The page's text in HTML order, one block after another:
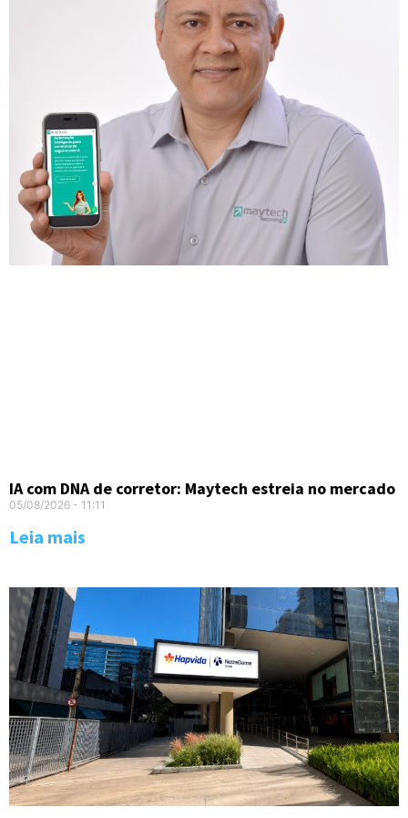
IA com DNA de corretor: Maytech estreia no mercado
05/08/2026 11:11
Leia mais